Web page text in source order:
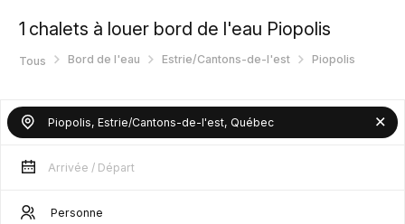
1 chalets à louer bord de l'eau Piopolis
Tous Bord de l'eau Estrie/Cantons-de-l'est Piopolis